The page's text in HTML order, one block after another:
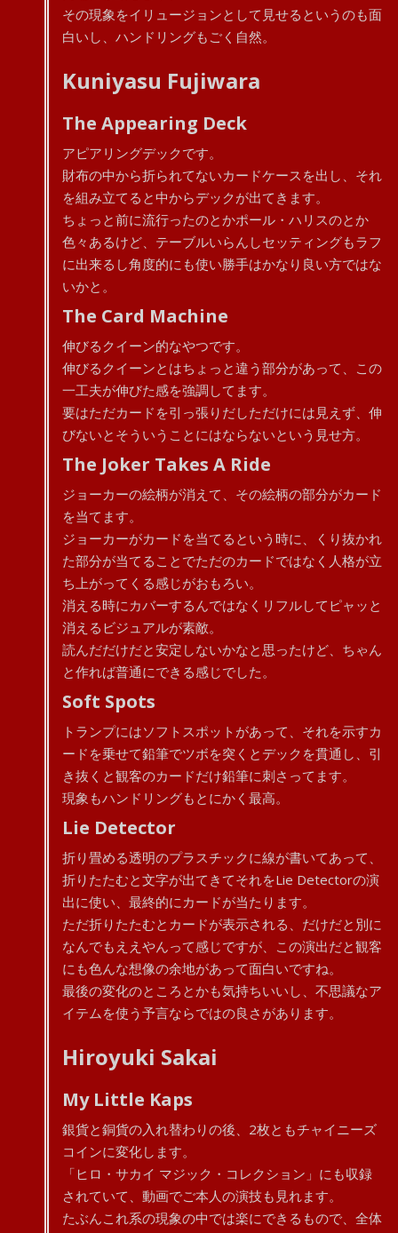
その現象をイリュージョンとして見せるというのも面
白いし、ハンドリングもごく自然。
Kuniyasu Fujiwara
The Appearing Deck
アピアリングデックです。
財布の中から折られてないカードケースを出し、それ
を組み立てると中からデックが出てきます。
ちょっと前に流行ったのとかポール・ハリスのとか
色々あるけど、テーブルいらんしセッティングもラフ
に出来るし角度的にも使い勝手はかなり良い方ではな
いかと。
The Card Machine
伸びるクイーン的なやつです。
伸びるクイーンとはちょっと違う部分があって、この
一工夫が伸びた感を強調してます。
要はただカードを引っ張りだしただけには見えず、伸
びないとそういうことにはならないという見せ方。
The Joker Takes A Ride
ジョーカーの絵柄が消えて、その絵柄の部分がカード
を当てます。
ジョーカーがカードを当てるという時に、くり抜かれ
た部分が当てることでただのカードではなく人格が立
ち上がってくる感じがおもろい。
消える時にカバーするんではなくリフルしてピャッと
消えるビジュアルが素敵。
読んだだけだと安定しないかなと思ったけど、ちゃん
と作れば普通にできる感じでした。
Soft Spots
トランプにはソフトスポットがあって、それを示すカ
ードを乗せて鉛筆でツボを突くとデックを貫通し、引
き抜くと観客のカードだけ鉛筆に刺さってます。
現象もハンドリングもとにかく最高。
Lie Detector
折り畳める透明のプラスチックに線が書いてあって、
折りたたむと文字が出てきてそれをLie Detectorの演
出に使い、最終的にカードが当たります。
ただ折りたたむとカードが表示される、だけだと別に
なんでもええやんって感じですが、この演出だと観客
にも色んな想像の余地があって面白いですね。
最後の変化のところとかも気持ちいいし、不思議なア
イテムを使う予言ならではの良さがあります。
Hiroyuki Sakai
My Little Kaps
銀貨と銅貨の入れ替わりの後、2枚ともチャイニーズ
コインに変化します。
「ヒロ・サカイ マジック・コレクション」にも収録
されていて、動画でご本人の演技も見れます。
たぶんこれ系の現象の中では楽にできるもので、全体